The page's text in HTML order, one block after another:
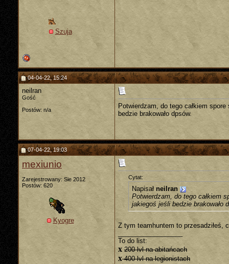
Szuja
04-04-22, 15:24
neilran
Gość
Postów: n/a
Potwierdzam, do tego całkiem
bedzie brakowało dpsów.
07-04-22, 19:03
mexiunio
Zarejestrowany: Sie 2012
Postów: 620
Kyogre
Cytat:
Napisał neilran
Potwierdzam, do tego całkiem
jakiegoś jeśli bedzie brakowało
Z tym teamhuntem to przesadziłeś,
__________________
To do list:
x 200 lvl na abitańcach
x400 lvl na legionistach